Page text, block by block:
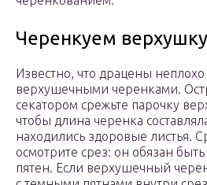
Черенкуем
Известно, что драцены
верхушечными черенками.
секатором срежьте парочку
чтобы длина черенка
находились здоровые листья.
осмотрите срез: он обязан
пятен. Если верхушечный